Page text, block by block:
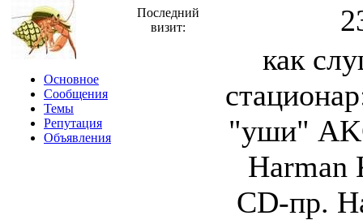
Основное
Сообщения
Темы
Репутация
Объявления
Последний
визит:
как
"уши"
Harman
CD-пр.